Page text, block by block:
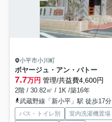
小平市小川町
ボヤージュ・アン・バトー
7.7万円 管理/共益費4,600円
2階 / 30.82㎡ / 1K /築16年
武蔵野線「新小平」駅 徒歩17分
バス・トイレ別 室内洗濯機置場